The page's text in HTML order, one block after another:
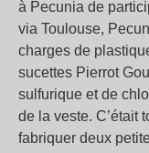
à Pecunia de
via Toulouse,
charges de
sucettes Pierrot
sulfurique et de
de la veste. C’était
fabriquer deux